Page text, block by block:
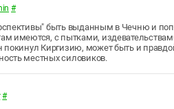
#
быть выданным в Чечню и
имеются, с пытками,
покинул Киргизию, может быть и
местных силовиков.
#